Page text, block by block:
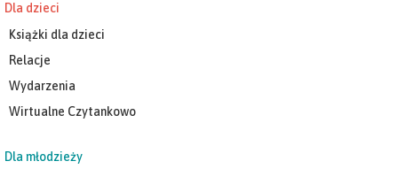
Dla dzieci
Książki dla dzieci
Relacje
Wydarzenia
Wirtualne Czytankowo
Dla młodzieży